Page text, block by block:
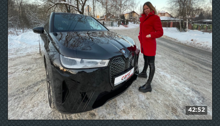
42:52